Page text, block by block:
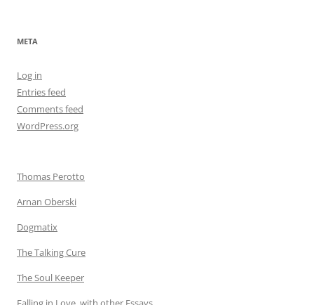
META
Log in
Entries feed
Comments feed
WordPress.org
Thomas Perotto
Arnan Oberski
Dogmatix
The Talking Cure
The Soul Keeper